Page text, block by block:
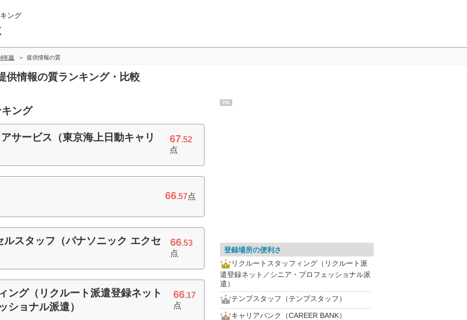
ング
年版 提供情報の質
供情報の質ランキング・比較
ング
サービス（東京海上日動キャリ
67.52
点
66.57点
スタッフ（パナソニック エクセ
66.53
点
ング（リクルート派遣登録ネット
ショナル派遣）
66.17
点
PR
登録場所の便利さ
リクルートスタッフィング（リクルート派
遣登録ネット／シニア・プロフェッショナル派
遣）
テンプスタッフ（テンプスタッフ）
キャリアバンク（CAREER BANK）